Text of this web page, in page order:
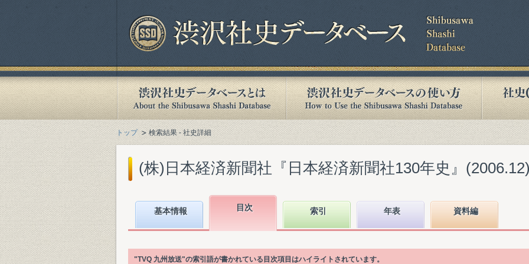
トップ 検索結果 - 社史詳細
(株)日本経済新聞社『日本経済新聞社130年史』
基本情報 目次 索引 年表 資料編
"TVQ 九州放送"の索引語が書かれている目次項目はハイライトされています。